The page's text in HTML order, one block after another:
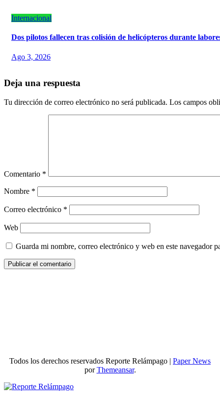
Internacional
Dos pilotos fallecen tras colisión de helicópteros durante
Ago 3, 2026
Deja una respuesta
Tu dirección de correo electrónico no será publicada. Los campos
Comentario *
Nombre *
Correo electrónico *
Web
Guarda mi nombre, correo electrónico y web en este navegador
Todos los derechos reservados Reporte Relámpago | Paper News
porThemeansar.